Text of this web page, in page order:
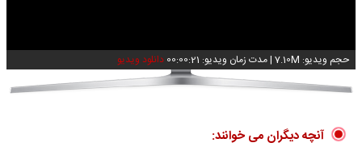
حجم ویدیو: 7.10M |مدت زمان ویدیو: 00:00:21 دانلود ویدیو
آنچه دیگران می خوانند: